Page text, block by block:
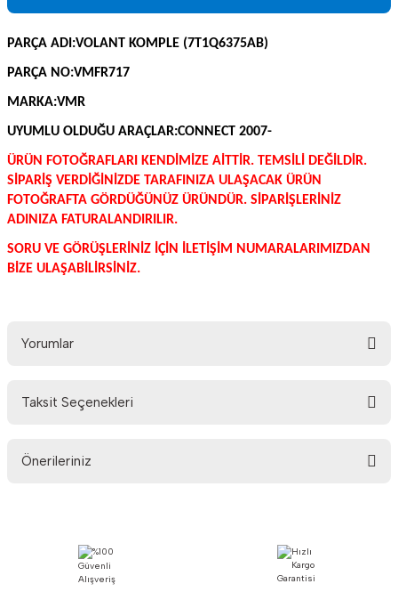
PARÇA ADI:VOLANT KOMPLE (7T1Q6375AB)
PARÇA NO:VMFR717
MARKA:VMR
UYUMLU OLDUĞU ARAÇLAR:CONNECT 2007-
ÜRÜN FOTOĞRAFLARI KENDİMİZE AİTTİR. TEMSİLİ DEĞİLDİR.
SİPARİŞ VERDİĞİNİZDE TARAFINIZA ULAŞACAK ÜRÜN
FOTOĞRAFTA GÖRDÜĞÜNÜZ ÜRÜNDÜR. SİPARİŞLERİNİZ
ADINIZA FATURALANDIRILIR.
SORU VE GÖRÜŞLERİNİZ İÇİN İLETİŞİM NUMARALARIMIZDAN
BİZE ULAŞABİLİRSİNİZ.
Yorumlar
Taksit Seçenekleri
Önerileriniz
Görüş ve önerileriniz için teşekkür ederiz.